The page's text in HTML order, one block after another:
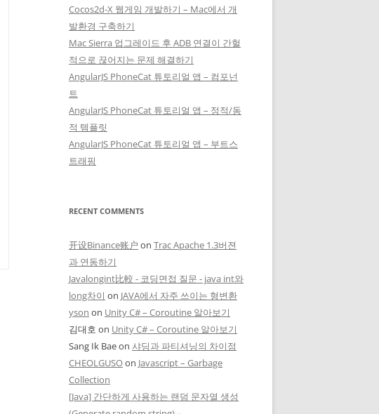
Cocos2d-X 웹게임 개발하기 – Mac에서 개
발환경 구축하기
Mac Sierra 업그레이드 후 ADB 연결이 간헐
적으로 끊어지는 문제 해결하기
AngularJS PhoneCat 튜토리얼 앱 – 컴포넌
트
AngularJS PhoneCat 튜토리얼 앱 – 정적/동
적 템플릿
AngularJS PhoneCat 튜토리얼 앱 – 부트스
트래핑
RECENT COMMENTS
开设Binance账户 on Trac Apache 1.3버젼
과 연동하기
Javalongint比較 - 코딩면접 질문 - java int와
long차이 on JAVA에서 자주 쓰이는 형변환
yson on Unity C# – Coroutine 알아보기
김대호 on Unity C# – Coroutine 알아보기
Sang Ik Baeon 샤딩과 파티셔닝의 차이점
CHEOLGUSOon Javascript – Garbage
Collection
[Java] 간단하게 사용하는 랜덤 문자열 생성